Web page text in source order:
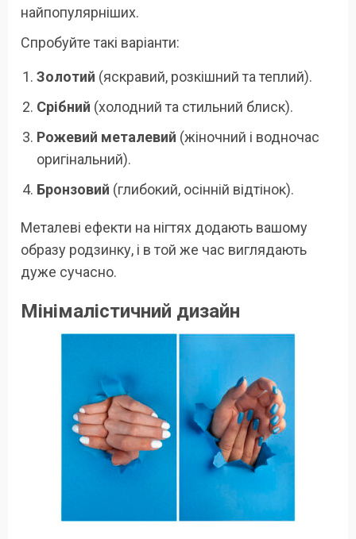
найпопулярніших.
Спробуйте такі варіанти:
Золотий (яскравий, розкішний та теплий).
Срібний (холодний та стильний блиск).
Рожевий металевий (жіночний і водночас
оригінальний).
Бронзовий (глибокий, осінній відтінок).
Металеві ефекти на нігтях додають вашому
образу родзинку, і в той же час виглядають
дуже сучасно.
Мінімалістичний дизайн